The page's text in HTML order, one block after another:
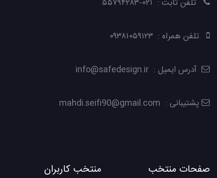
تلفن همراه : ۰۹۳۸۱۰۵۹۱۲۳
آدرس ایمیل : info@safedesign.ir
پشتیبانی : mahdi.seifi90@gmail.com
منتخب کاربران صفحات منتخب